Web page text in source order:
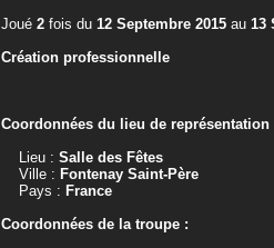
Joué 2 fois du 12 Septembre 2015 au 13
Création professionnelle
Coordonnées du lieu de représentation
Lieu : Salle des Fêtes
Ville : Fontenay Saint-Père
Pays : France
Coordonnées de la troupe :